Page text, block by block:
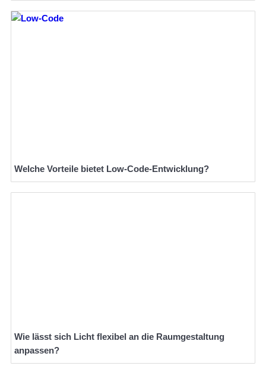
Welche Vorteile bietet Low-Code-Entwicklung?
Wie lässt sich Licht flexibel an die Raumgestaltung
anpassen?